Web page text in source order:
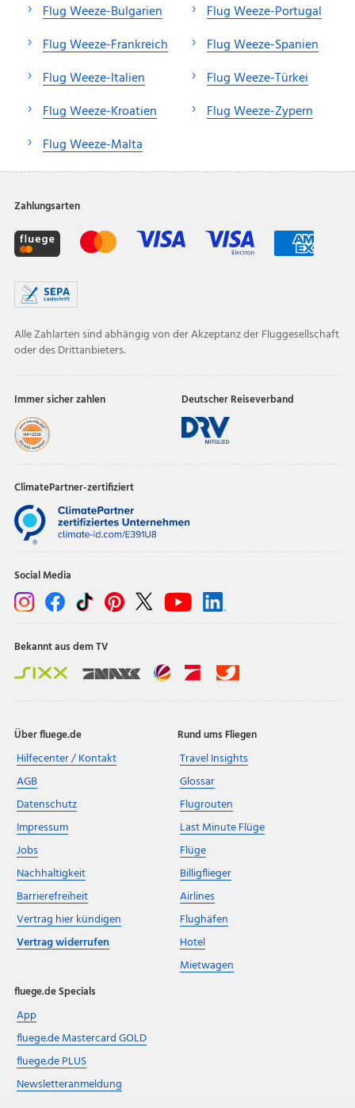
Flug Weeze-Bulgarien
Flug Weeze-Frankreich
Flug Weeze-Italien
Flug Weeze-Kroatien
Flug Weeze-Malta
Flug Weeze-Portugal
Flug Weeze-Spanien
Flug Weeze-Türkei
Flug Weeze-Zypern